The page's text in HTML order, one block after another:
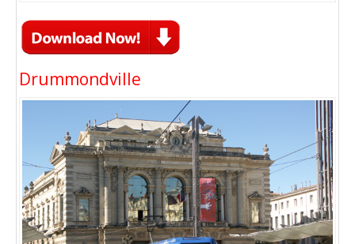
Drummondville